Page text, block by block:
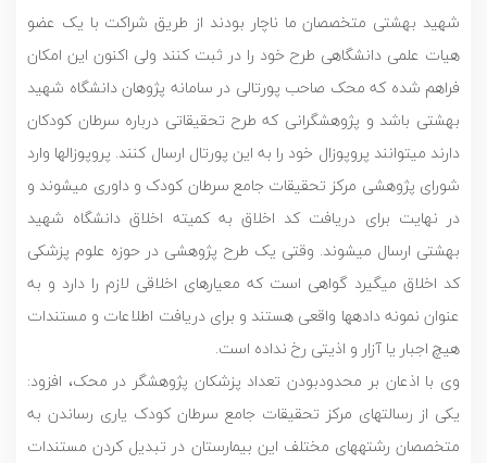
شهید بهشتی متخصصان ما ناچار بودند از طریق شراکت با یک عضو
هیات علمی دانشگاهی طرح خود را در ثبت کنند ولی اکنون این امکان
فراهم شده که محک صاحب پورتالی در سامانه پژوهان دانشگاه شهید
بهشتی باشد و پژوهشگرانی که طرح تحقیقاتی درباره سرطان کودکان
دارند می­توانند پروپوزال خود را به این پورتال ارسال کنند. پروپوزال­ها وارد
شورای پژوهشی مرکز تحقیقات جامع سرطان کودک و داوری می­شوند و
در نهایت برای دریافت کد اخلاق به کمیته اخلاق دانشگاه شهید
بهشتی ارسال می­شوند. وقتی یک طرح پژوهشی در حوزه علوم پزشکی
کد اخلاق می­گیرد گواهی است که معیارهای اخلاقی لازم را دارد و به
عنوان نمونه داده­ها واقعی هستند و برای دریافت اطلاعات و مستندات
هیچ اجبار یا آزار و اذیتی رخ نداده است.
وی با اذعان بر محدودبودن تعداد پزشکان پژوهشگر در محک، افزود:
یکی از رسالت­های مرکز تحقیقات جامع سرطان کودک یاری رساندن به
متخصصان رشته­های مختلف این بیمارستان در تبدیل کردن مستندات